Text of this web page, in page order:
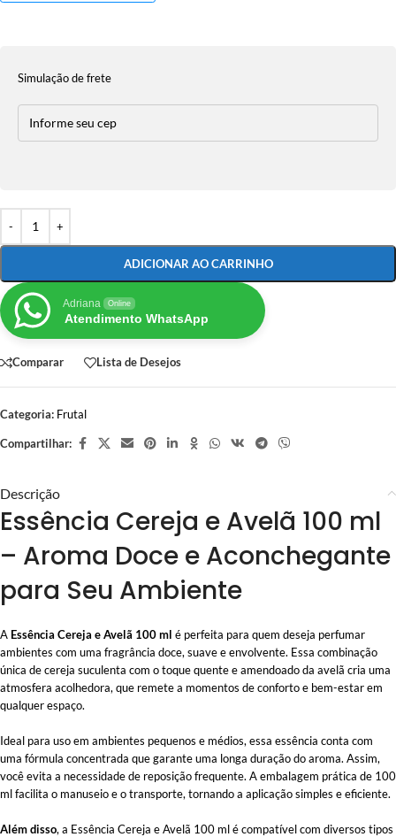
Simulação de frete
ADICIONAR AO CARRINHO
Adriana Online
Atendimento WhatsApp
Comparar Lista de Desejos
Categoria: Frutal
Compartilhar:
Descrição
Essência Cereja e Avelã 100 ml
– Aroma Doce e Aconchegante
para Seu Ambiente
A Essência Cereja e Avelã 100 ml é perfeita para quem deseja perfumar
ambientes com uma fragrância doce, suave e envolvente. Essa combinação
única de cereja suculenta com o toque quente e amendoado da avelã cria uma
atmosfera acolhedora, que remete a momentos de conforto e bem-estar em
qualquer espaço.
Ideal para uso em ambientes pequenos e médios, essa essência conta com
uma fórmula concentrada que garante uma longa duração do aroma. Assim,
você evita a necessidade de reposição frequente. A embalagem prática de 100
ml facilita o manuseio e o transporte, tornando a aplicação simples e eficiente.
Além disso, a Essência Cereja e Avelã 100 ml é compatível com diversos tipos